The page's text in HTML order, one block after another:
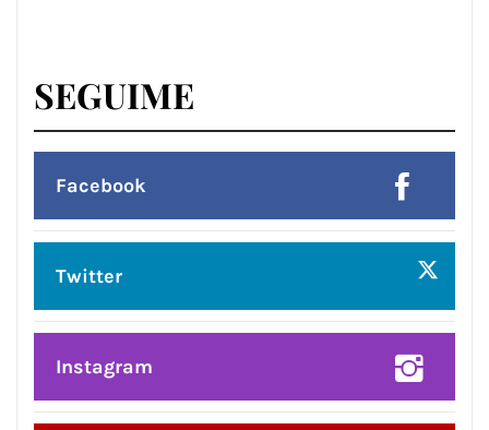
SEGUIME
Facebook
Twitter
Instagram